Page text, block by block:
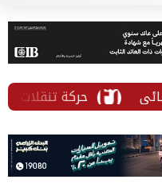
حركة تنقلات جديدة